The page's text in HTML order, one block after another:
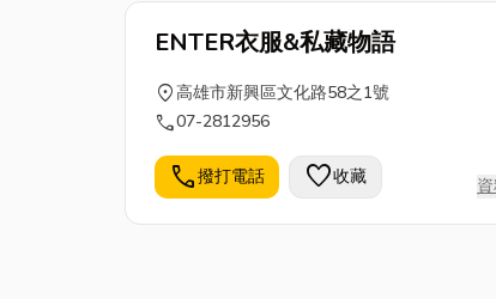
ENTER衣服&私藏物語
location_on高雄市新興區文化路58之1號
call07-2812956
call撥打電話 favorite收藏